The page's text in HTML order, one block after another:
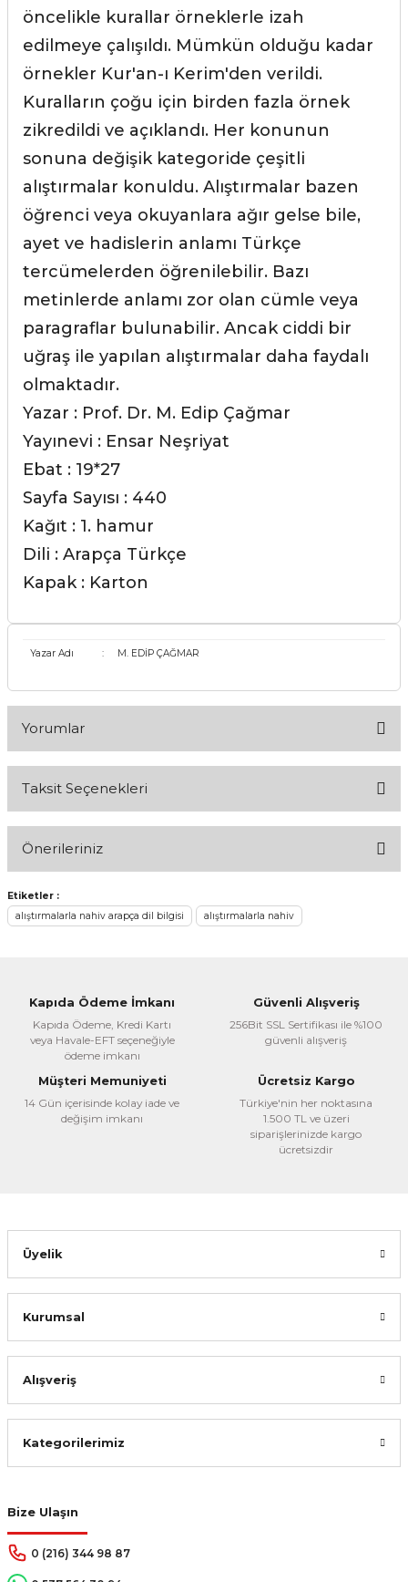
öncelikle kurallar örneklerle izah
edilmeye çalışıldı. Mümkün olduğu kadar
örnekler Kur'an-ı Kerim'den verildi.
Kuralların çoğu için birden fazla örnek
zikredildi ve açıklandı. Her konunun
sonuna değişik kategoride çeşitli
alıştırmalar konuldu. Alıştırmalar bazen
öğrenci veya okuyanlara ağır gelse bile,
ayet ve hadislerin anlamı Türkçe
tercümelerden öğrenilebilir. Bazı
metinlerde anlamı zor olan cümle veya
paragraflar bulunabilir. Ancak ciddi bir
uğraş ile yapılan alıştırmalar daha faydalı
olmaktadır.
Yazar : Prof. Dr. M. Edip Çağmar
Yayınevi : Ensar Neşriyat
Ebat : 19*27
Sayfa Sayısı : 440
Kağıt : 1. hamur
Dili : Arapça Türkçe
Kapak : Karton
Yazar Adı : M. EDİP ÇAĞMAR
Yorumlar
Taksit Seçenekleri
Önerileriniz
Bu ürünün fiyat bilgisi, resim, ürün açıklamalarında ve diğer
konularda yetersiz gördüğünüz noktaları öneri formunu
kullanarak tarafımıza iletebilirsiniz.
Ürün resmi kalitesiz, bozuk veya görüntülenemiyor.
Ürün açıklamasında eksik bilgiler bulunuyor.
Ürün bilgilerinde hatalar bulunuyor.
Etiketler :
alıştırmalarla nahiv arapça dil bilgisi
alıştırmalarla nahiv
Kapıda Ödeme İmkanı
Kapıda Ödeme, Kredi Kartı
veya Havale-EFT seçeneğiyle
ödeme imkanı
Güvenli Alışveriş
256Bit SSL Sertifikası ile %100
güvenli alışveriş
Müşteri Memuniyeti
14 Gün içerisinde kolay iade ve
değişim imkanı
Ücretsiz Kargo
Türkiye'nin her noktasına
1.500 TL ve üzeri
siparişlerinizde kargo
ücretsizdir
Bize Ulaşın
0 (216) 344 98 87
Üyelik
Kurumsal
Alışveriş
Kategorilerimiz